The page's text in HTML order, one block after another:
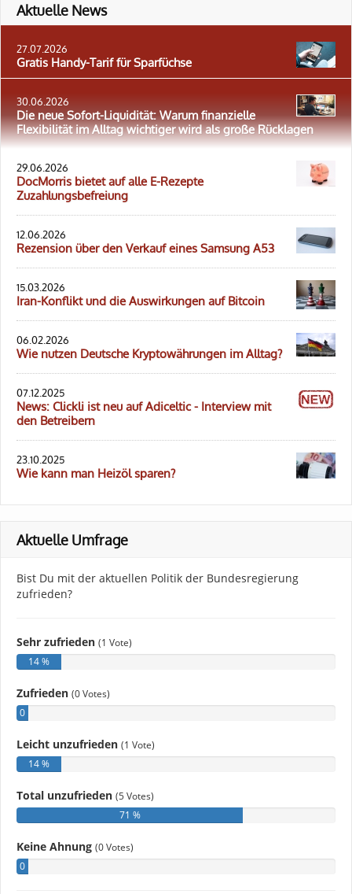
Aktuelle News
27.07.2026
Gratis Handy-Tarif für Sparfüchse
30.06.2026
Die neue Sofort-Liquidität: Warum finanzielle
Flexibilität im Alltag wichtiger wird als große Rücklagen
29.06.2026
DocMorris bietet auf alle E-Rezepte
Zuzahlungsbefreiung
12.06.2026
Rezension über den Verkauf eines Samsung A53
15.03.2026
Iran-Konflikt und die Auswirkungen auf Bitcoin
06.02.2026
Wie nutzen Deutsche Kryptowährungen im Alltag?
07.12.2025
News: Clickli ist neu auf Adiceltic - Interview mit
den Betreibern
23.10.2025
Wie kann man Heizöl sparen?
Aktuelle Umfrage